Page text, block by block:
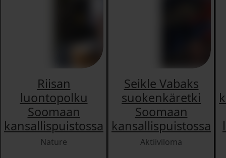
Riisan
luontopolku
Soomaan
kansallispuistossa
Nature
Seikle Vabaks
suokenkäretki
Soomaan
kansallispuistossa
Aktiiviloma